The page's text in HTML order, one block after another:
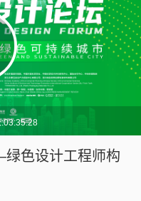
色设计工程师构